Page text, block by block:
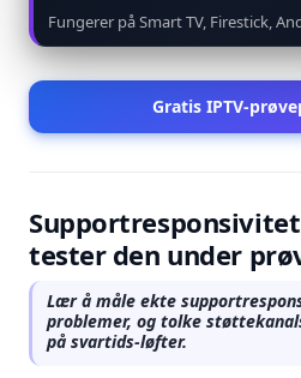
Fungerer på Smart TV, Firestick,
Gratis IPTV-
tester den under
Lær å måle ekte
problemer, og tolke
på svartids-løfter.